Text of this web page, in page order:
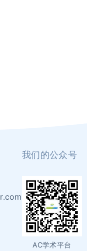
我们的公众号
AC学术平台